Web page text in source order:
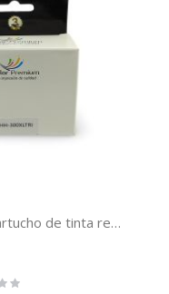
HP 300XL TRI Color Cartucho de tinta reciclado, compatible al cartucho original CC644EE-CC643EE